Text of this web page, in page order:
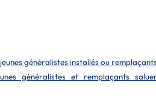
généralistes installés ou
généralistes et remplaçants